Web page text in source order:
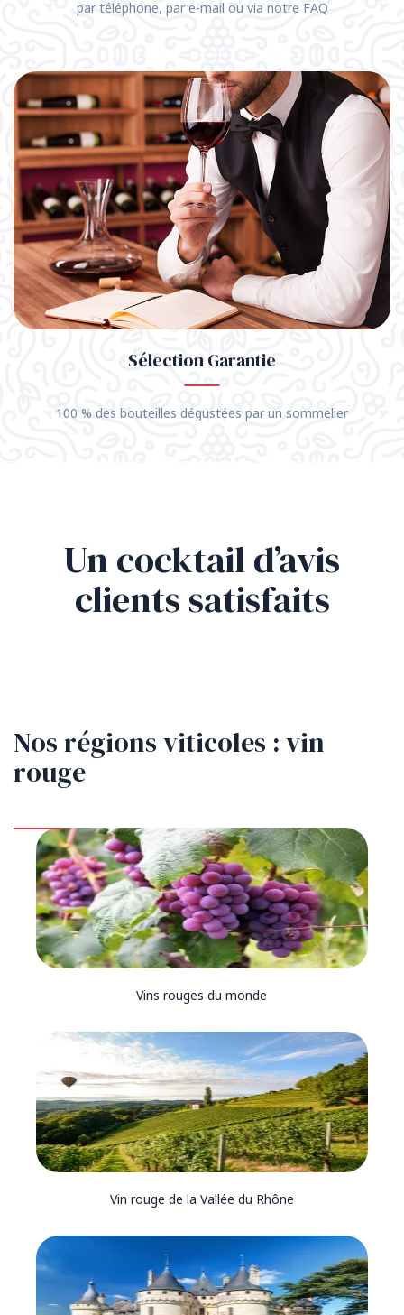
par téléphone, par e-mail ou via notre FAQ
Sélection Garantie
100 % des bouteilles dégustées par un sommelier
Un cocktail d’avis
clients satisfaits
Nos régions viticoles : vin
rouge
Vins rouges du monde
Vin rouge de la Vallée du Rhône